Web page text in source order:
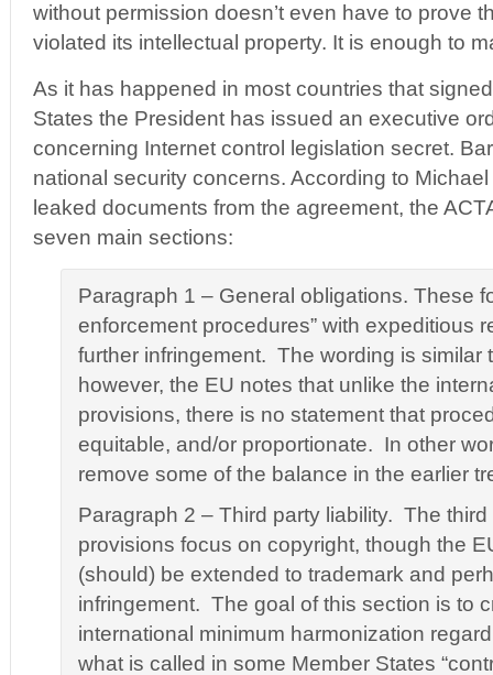
without permission doesn’t even have to prove
violated its intellectual property. It is enough to
As it has happened in most countries that
States the President has issued an executive
concerning Internet control legislation secret.
national security concerns. According to Michael
leaked documents from the agreement, the
seven main sections:
Paragraph 1 – General obligations. These
enforcement procedures” with expeditious
further infringement. The wording is similar
however, the EU notes that unlike the
provisions, there is no statement that
equitable, and/or proportionate. In other
remove some of the balance in the earlier
Paragraph 2 – Third party liability. The third
provisions focus on copyright, though the
(should) be extended to trademark and
infringement. The goal of this section is to
international minimum harmonization
what is called in some Member States